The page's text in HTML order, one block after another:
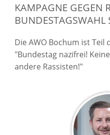
KAMPAGNE GEGEN
BUNDESTAGSWAHL
Die AWO Bochum ist Teil
"Bundestag nazifrei!
andere Rassisten!"